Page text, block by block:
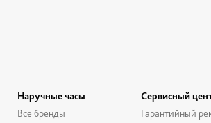
Наручные часы
Все бренды
Сервисный
Гарантийный